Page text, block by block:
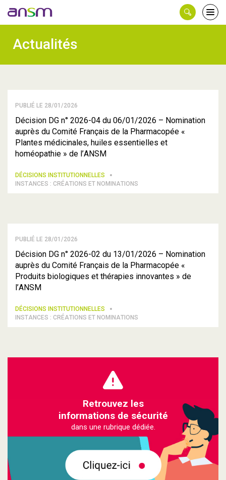
le
Actualités
PUBLIÉ LE 28/01/2026
Décision DG n° 2026-04 du 06/01/2026 – Nomination
auprès du Comité Français de la Pharmacopée «
Plantes médicinales, huiles essentielles et
homéopathie » de l’ANSM
DÉCISIONS INSTITUTIONNELLES
INSTANCES : CRÉATIONS ET NOMINATIONS
PUBLIÉ LE 28/01/2026
Décision DG n° 2026-02 du 13/01/2026 – Nomination
auprès du Comité Français de la Pharmacopée «
Produits biologiques et thérapies innovantes » de
l’ANSM
DÉCISIONS INSTITUTIONNELLES
INSTANCES : CRÉATIONS ET NOMINATIONS
Retrouvez les
informations de sécurité
dans une rubrique dédiée.